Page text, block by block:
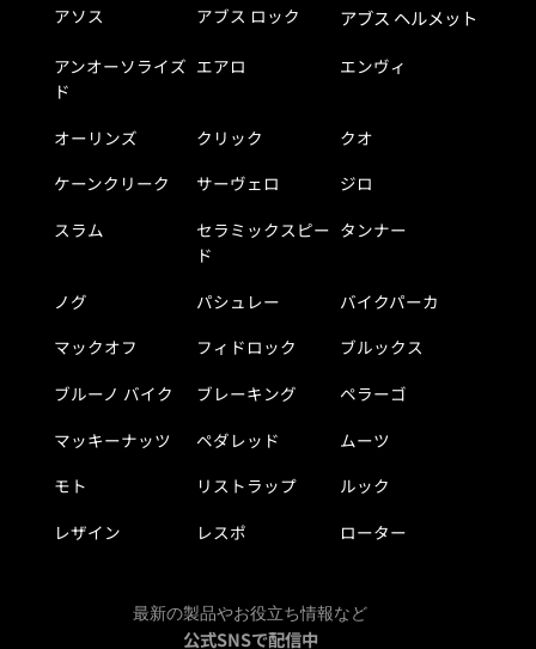
アソス アブス ロック アブス ヘルメット
アンオーソライズ
ド
エアロ エンヴィ
オーリンズ クリック
クオ
ケーンクリーク
サーヴェロ
ジロ
スラム
セラミックスピー
ド
タンナー
ノグ パシュレー
バイクパーカ
マックオフ
フィドロック
ブルックス
ブルーノ バイク
ブレーキング
ペラーゴ
マッキーナッツ
ペダレッド
ムーツ
モト
リストラップ
ルック
レザイン
レスポ ローター
最新の製品やお役立ち情報など
公式SNSで配信中